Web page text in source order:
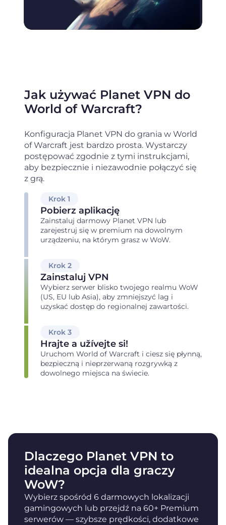
Jak używać Planet VPN do
World of Warcraft?
Konfiguracja Planet VPN do grania w World
of Warcraft jest bardzo prosta. Wystarczy
postępować zgodnie z tymi instrukcjami,
aby bezpiecznie i niezawodnie połączyć się
z grą.
Krok 1
Pobierz aplikację
Zainstaluj darmowy Planet VPN lub
zarejestruj się w premium na dowolnym
urządzeniu, na którym grasz w WoW.
Krok 2
Zainstaluj VPN
Wybierz serwer blisko twojego realmu WoW
(US, EU lub Asia), aby zmniejszyć lag i
uzyskać dostęp do regionalnej zawartości.
Krok 3
Hrajte a užívejte si!
Uruchom World of Warcraft i ciesz się płynną,
bezpieczną i nieprzerwaną rozgrywką z
dowolnego miejsca na świecie.
Dlaczego Planet VPN to
idealna opcja dla graczy
WoW?
Wybierz spośród 6 darmowych lokalizacji
gamingowych lub przejdź na 60+ Premium
serwerów — szybsze prędkości, dodatkowe